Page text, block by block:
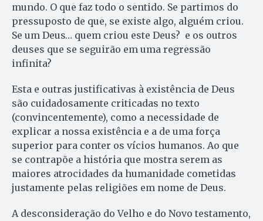
mundo. O que faz todo o sentido. Se partimos do
pressuposto de que, se existe algo, alguém criou.
Se um Deus… quem criou este Deus? e os outros
deuses que se seguirão em uma regressão
infinita?
Esta e outras justificativas à existência de Deus
são cuidadosamente criticadas no texto
(convincentemente), como a necessidade de
explicar a nossa existência e a de uma força
superior para conter os vícios humanos. Ao que
se contrapõe a história que mostra serem as
maiores atrocidades da humanidade cometidas
justamente pelas religiões em nome de Deus.
A desconsideração do Velho e do Novo testamento,